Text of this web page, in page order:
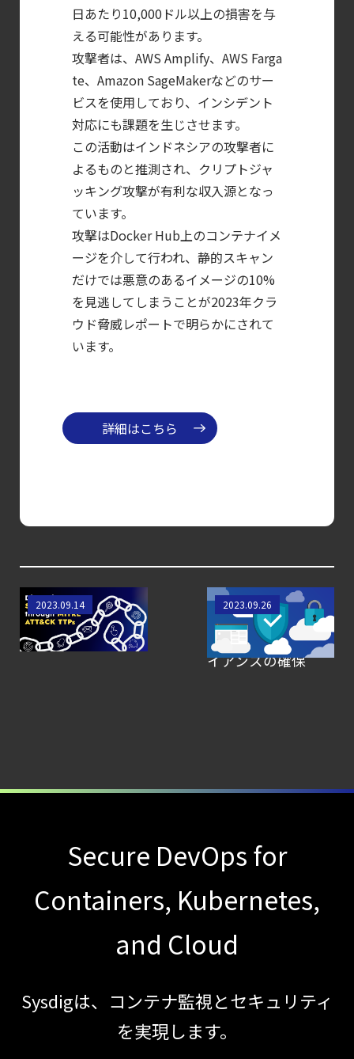
クラウドワークロードを守る最新セキュリテ
【ブログ】
CSPMとは？
クラウド構成ミスを未然に防ぐSecurity
Posture
Managementの全体像
【お知らせ】
ブログを更新しました
AIワークロードのコンテナセキュリティ
｜LLM・
GPU環境を守る新しい視点
【ブログ】
CTEMとは何か｜
標準ツールでは守れない？
【ブログ】
クラウドネイティブ時代に必要な対策の全体像
【ブログ】
JADEPUFFER
の進化：
エージェント型脅威アクターが
｜
セキュリティブリーフィング：
【ブログ】AI が
年に脅威の状況を根本から変えた
【ブログ】
セキュリティ運用の効率化を実現するSysdig
日あたり10,000ドル以上の損害を与
える可能性があります。
攻撃者は、AWS Amplify、AWS Farga
te、Amazon SageMakerなどのサー
ビスを使用しており、インシデント
対応にも課題を生じさせます。
この活動はインドネシアの攻撃者に
よるものと推測され、クリプトジャ
ッキング攻撃が有利な収入源となっ
ています。
攻撃はDocker Hub上のコンテナイメ
ージを介して行われ、静的スキャン
だけでは悪意のあるイメージの10%
を見逃してしまうことが2023年クラ
ウド脅威レポートで明らかにされて
います。
詳細はこちら
Scarleteel 2.0と
MITRE ATT&CKフレ
ームワーク
2023.09.14
進化し続けるクラ
ウドセキュリティ環
境におけるコンプラ
イアンスの確保
2023.09.26
Secure DevOps for
Containers, Kubernetes,
and Cloud
Sysdigは、コンテナ監視とセキュリティ
を実現します。